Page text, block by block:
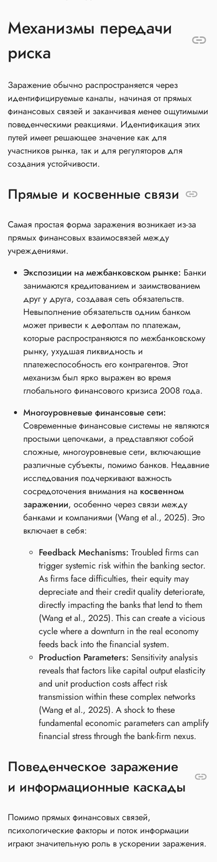
Механизмы передачи
риска
Заражение обычно распространяется через
идентифицируемые каналы, начиная от прямых
финансовых связей и заканчивая менее ощутимыми
поведенческими реакциями. Идентификация этих
путей имеет решающее значение как для
участников рынка, так и для регуляторов для
создания устойчивости.
Прямые и косвенные связи
Самая простая форма заражения возникает из-за
прямых финансовых взаимосвязей между
учреждениями.
Экспозиции на межбанковском рынке: Банки
занимаются кредитованием и заимствованием
друг у друга, создавая сеть обязательств.
Невыполнение обязательств одним банком
может привести к дефолтам по платежам,
которые распространяются по межбанковскому
рынку, ухудшая ликвидность и
платежеспособность его контрагентов. Этот
механизм был ярко выражен во время
глобального финансового кризиса 2008 года.
Многоуровневые финансовые сети:
Современные финансовые системы не являются
простыми цепочками, а представляют собой
сложные, многоуровневые сети, включающие
различные субъекты, помимо банков. Недавние
исследования подчеркивают важность
сосредоточения внимания на косвенном
заражении, особенно через связи между
банками и компаниями (Wang et al., 2025). Это
включает в себя:
Feedback Mechanisms: Troubled firms can
trigger systemic risk within the banking sector.
As firms face difficulties, their equity may
depreciate and their credit quality deteriorate,
directly impacting the banks that lend to them
(Wang et al., 2025). This can create a vicious
cycle where a downturn in the real economy
feeds back into the financial system.
Production Parameters: Sensitivity analysis
reveals that factors like capital output elasticity
and unit production costs affect risk
transmission within these complex networks
(Wang et al., 2025). A shock to these
fundamental economic parameters can amplify
financial stress through the bank-firm nexus.
Поведенческое заражение
и информационные каскады
Помимо прямых финансовых связей,
психологические факторы и поток информации
играют значительную роль в ускорении заражения.